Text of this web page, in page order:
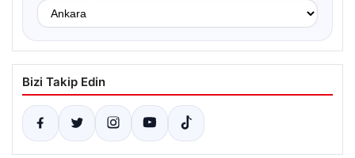
Bizi Takip Edin